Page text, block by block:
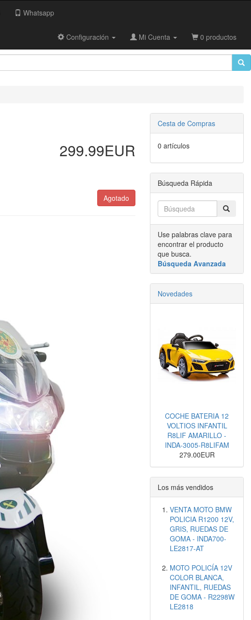
Whatsapp
Configuración Mi Cuenta 0 productos
299.99EUR
Agotado
Cesta de Compras
0 artículos
Búsqueda Rápida
Use palabras clave para
encontrar el producto
que busca.
Búsqueda Avanzada
Novedades
COCHE BATERIA 12
VOLTIOS INFANTIL
R8LIF AMARILLO -
INDA-3005-R8LIFAM
279.00EUR
Los más vendidos
VENTA MOTO BMW
POLICIA R1200 12V,
GRIS, RUEDAS DE
GOMA - INDA700-
LE2817-AT
MOTO POLICÍA 12V
COLOR BLANCA,
INFANTIL, RUEDAS
DE GOMA - R2298W
LE2818